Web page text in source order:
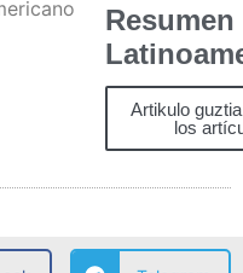
Resumen
Artikulo
los